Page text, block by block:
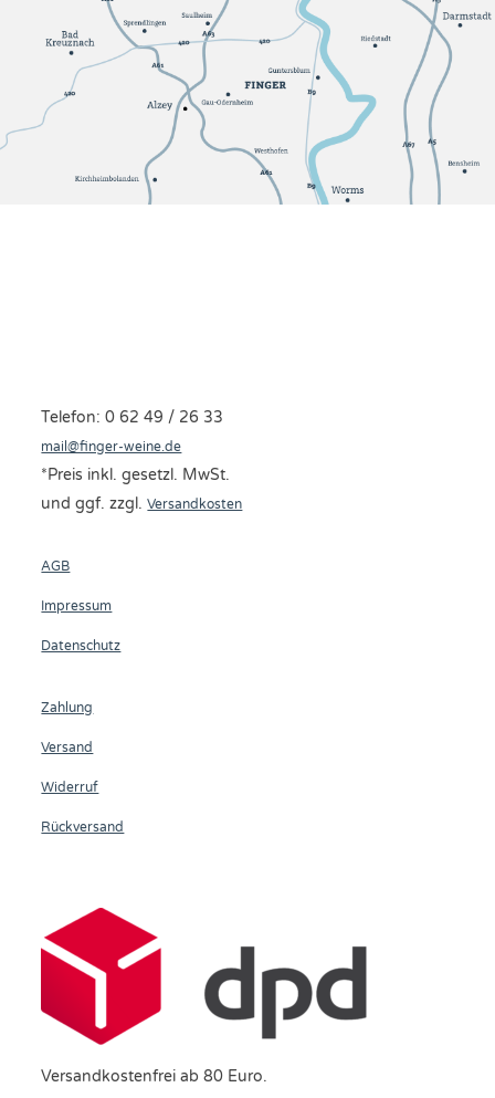
Telefon: 0 62 49 / 26 33
mail@finger-weine.de
*Preis inkl. gesetzl. MwSt.
und ggf. zzgl.Versandkosten
AGB
Impressum
Datenschutz
Zahlung
Versand
Widerruf
Rückversand
Versandkostenfrei ab 80 Euro.